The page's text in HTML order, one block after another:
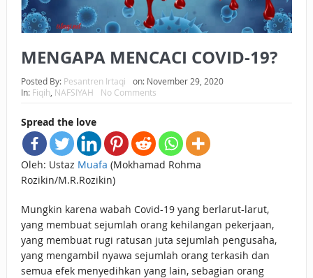
KEPEMILIKANNYA BERUBAH
ISTIDLAL BATIL VS ISTIDLAL SYAR’I
BAHASA CINTA KARENA ALLAH
HUKUM MEMBAYAR ZAKAT DENGAN CARA MENGANGSUR
MENGAPA MENCACI COVID-19?
Posted By: Pesantren Irtaqi on: November 29, 2020
In: Fiqih NAFSIYAH No Comments
Spread the love
Oleh: Ustaz Muafa (Mokhamad Rohma
Rozikin/M.R.Rozikin)
Mungkin karena wabah Covid-19 yang berlarut-larut,
yang membuat sejumlah orang kehilangan pekerjaan,
yang membuat rugi ratusan juta sejumlah pengusaha,
yang mengambil nyawa sejumlah orang terkasih dan
semua efek menyedihkan yang lain, sebagian orang